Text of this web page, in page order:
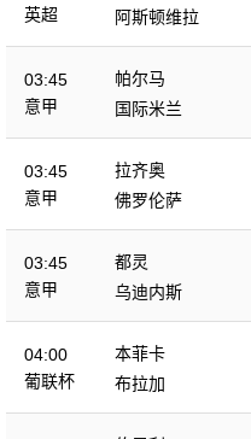
英超
阿斯顿维拉
03:45
意甲
帕尔马
国际米兰
03:45
意甲
拉齐奥
佛罗伦萨
03:45
意甲
都灵
乌迪内斯
04:00
葡联杯
本菲卡
布拉加